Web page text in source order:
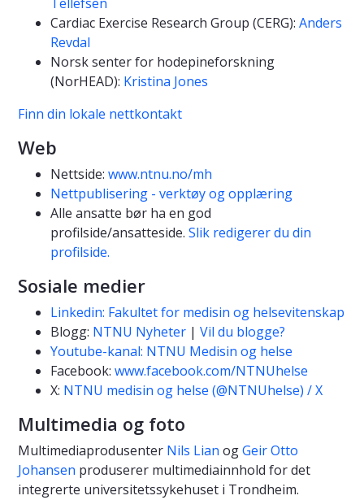
Cardiac Exercise Research Group (CERG): Anders
Revdal
Norsk senter for hodepineforskning
(NorHEAD): Kristina Jones
Finn din lokale nettkontakt
Web
Nettside: www.ntnu.no/mh
Nettpublisering - verktøy og opplæring
Alle ansatte bør ha en god
profilside/ansatteside. Slik redigerer du din
profilside.
Sosiale medier
Linkedin: Fakultet for medisin og helsevitenskap
Blogg: NTNU Nyheter | Vil du blogge?
Youtube-kanal: NTNU Medisin og helse
Facebook: www.facebook.com/NTNUhelse
X: NTNU medisin og helse (@NTNUhelse) / X
Multimedia og foto
Multimediaprodusenter Nils Lian ogGeir Otto
Johansen produserer multimediainnhold for det
integrerte universitetssykehuset i Trondheim.